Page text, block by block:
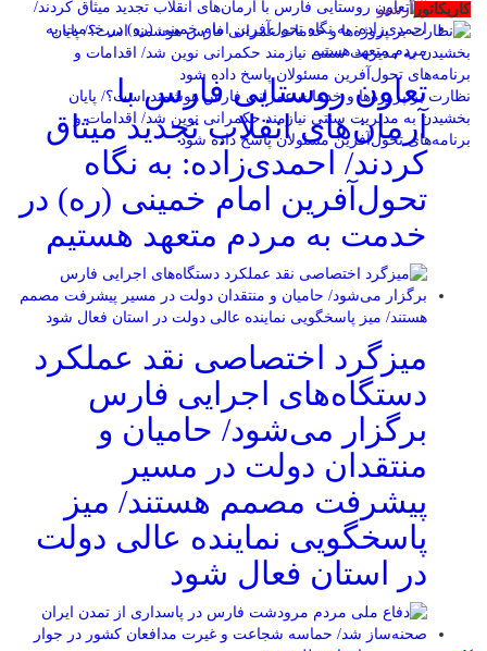
تعاون روستایی فارس با
آرمان‌های انقلاب تجدید میثاق
کردند/ احمدی‌زاده: به نگاه
تحول‌آفرین امام خمینی (ره) در
خدمت به مردم متعهد هستیم
میزگرد اختصاصی نقد عملکرد
دستگاه‌های اجرایی فارس
برگزار می‌شود/ حامیان و
منتقدان دولت در مسیر
پیشرفت مصمم هستند/ میز
پاسخگویی نماینده عالی دولت
در استان فعال شود
کاریکاتور آرشیو
نظارت بر پروژه‌ها و خدمات عمرانی فارس هوشمند است؟/ پایان
بخشیدن به مدیریت سنتی نیازمند حکمرانی نوین شد/ اقدامات و
برنامه‌های تحول‌آفرین مسئولان پاسخ داده شود